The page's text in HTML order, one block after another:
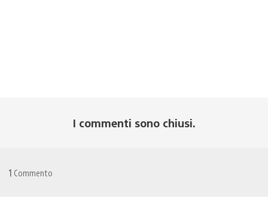
I commenti sono chiusi.
1 Commento